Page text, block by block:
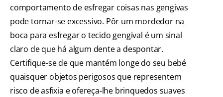
comportamento de esfregar coisas nas gengivas
pode tornar-se excessivo. Pôr um mordedor na
boca para esfregar o tecido gengival é um sinal
claro de que há algum dente a despontar.
Certifique-se de que mantém longe do seu bebé
quaisquer objetos perigosos que representem
risco de asfixia e ofereça-lhe brinquedos suaves